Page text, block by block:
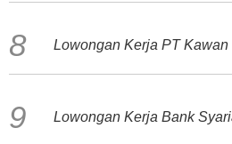
Lowongan Kerja PT Kawan
Lowongan Kerja Bank